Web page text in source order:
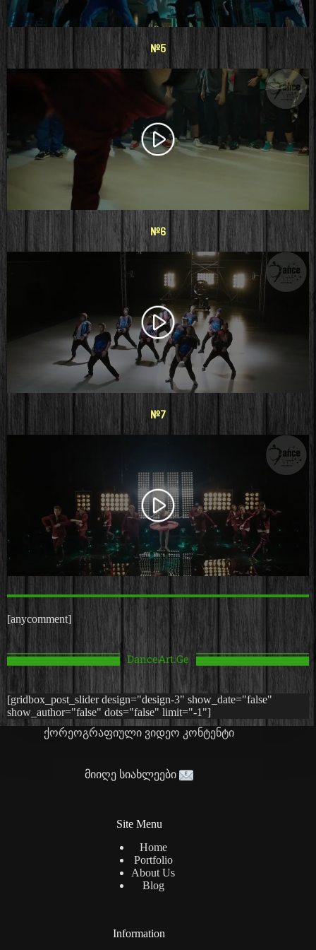
#5
#6
#7
[anycomment]
DanceArt.Ge
[gridbox_post_slider design="design-3" show_date="false"
show_author="false" dots="false" limit="-1"]
ქორეოგრაფიული ვიდეო კონტენტი
მიიღე სიახლეები
Site Menu
Home
Portfolio
About Us
Blog
Information